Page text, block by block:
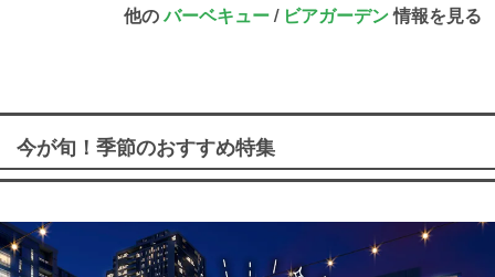
他のバーベキュー/ ビアガーデン情報を見る
今が旬！季節のおすすめ特集